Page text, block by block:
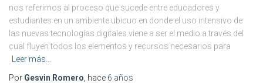
nos referimos al proceso que sucede entre educadores y
estudiantes en un ambiente ubicuo en donde el uso intensivo de
las nuevas tecnologías digitales viene a ser el medio a través del
cual fluyen todos los elementos y recursos necesarios para
Leer más…
Por Gesvin Romero , hace 6 años